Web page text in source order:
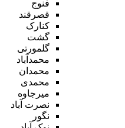
فنوج
قصرقند
کنارک
گشت
گلمورتی
محمدآباد
محمدان
محمدی
میرجاوه
نصرت آباد
نگور